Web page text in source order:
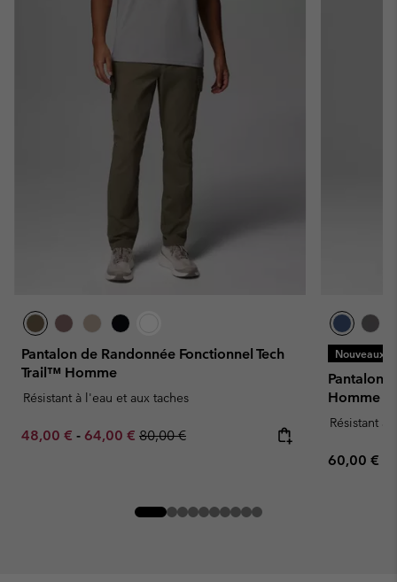
Pantalon de Randonnée Fonctionnel Tech
Trail™ Homme
Résistant à l'eau et aux taches
Minimum sale price:
48,00 € - Maximum sale price:
64,00 € Regular price:
80,00 €
Nouveaux
Pantalon
Homme
Résistant à
Regular
60,00 €